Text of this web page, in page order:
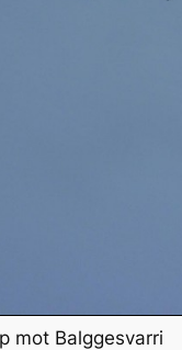
mot Balggesvarri